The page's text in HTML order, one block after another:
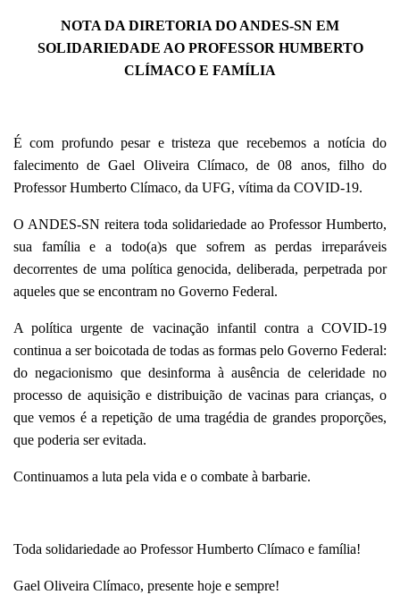
NOTA DA DIRETORIA DO ANDES-SN EM
SOLIDARIEDADE AO PROFESSOR HUMBERTO
CLÍMACO E FAMÍLIA
É com profundo pesar e tristeza que recebemos a notícia do
falecimento de Gael Oliveira Clímaco, de 08 anos, filho do
Professor Humberto Clímaco, da UFG, vítima da COVID-19.
O ANDES-SN reitera toda solidariedade ao Professor Humberto,
sua família e a todo(a)s que sofrem as perdas irreparáveis
decorrentes de uma política genocida, deliberada, perpetrada por
aqueles que se encontram no Governo Federal.
A política urgente de vacinação infantil contra a COVID-19
continua a ser boicotada de todas as formas pelo Governo Federal:
do negacionismo que desinforma à ausência de celeridade no
processo de aquisição e distribuição de vacinas para crianças, o
que vemos é a repetição de uma tragédia de grandes proporções,
que poderia ser evitada.
Continuamos a luta pela vida e o combate à barbarie.
Toda solidariedade ao Professor Humberto Clímaco e família!
Gael Oliveira Clímaco, presente hoje e sempre!